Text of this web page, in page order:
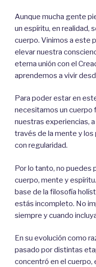
Aunque mucha gente
un espíritu, en realidad,
cuerpo. Vinimos a este
elevar nuestra
eterna unión con el
aprendemos a vivir
Para poder estar en
necesitamos un cuerpo
nuestras experiencias,
través de la mente y
con regularidad.
Por lo tanto, no puedes
cuerpo, mente y
base de la filosofía
estás incompleto. No
siempre y cuando
En su evolución como
pasado por distintas
concentró en el cuerpo,